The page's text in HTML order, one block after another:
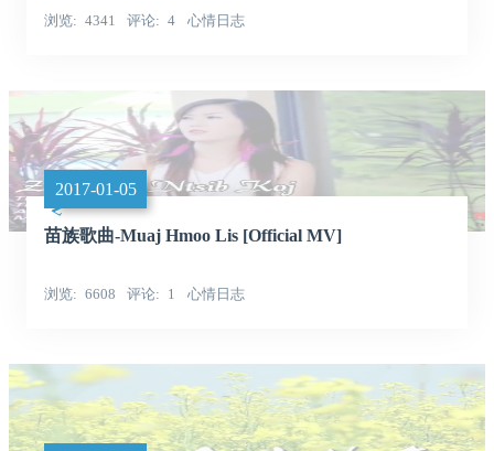
浏览 4341 评论 4 心情日志
2017-01-05
苗族歌曲-Muaj Hmoo Lis [Official MV]
浏览 6608 评论 1 心情日志